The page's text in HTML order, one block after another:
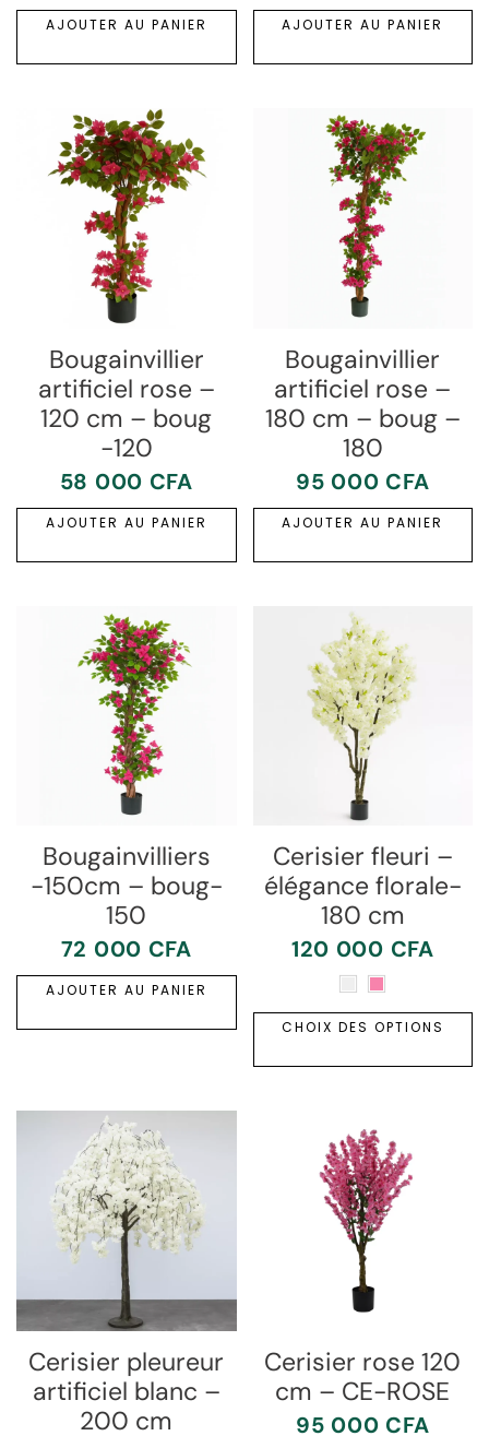
AJOUTER AU PANIER AJOUTER AU PANIER
Bougainvillier
artificiel rose –
120 cm – boug
-120
58 000 CFA
AJOUTER AU PANIER
Bougainvillier
artificiel rose –
180 cm – boug –
180
95 000 CFA
AJOUTER AU PANIER
Bougainvilliers
-150cm – boug-
150
72 000 CFA
AJOUTER AU PANIER
Cerisier fleuri –
élégance florale-
180 cm
120 000 CFA
CHOIX DES OPTIONS
Cerisier pleureur
artificiel blanc –
200 cm
Cerisier rose 120
cm – CE-ROSE
95 000 CFA